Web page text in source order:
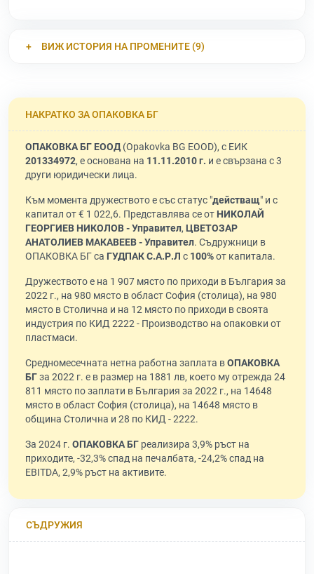
ВИЖ ИСТОРИЯ НА ПРОМЕНИТЕ (9)
НАКРАТКО ЗА ОПАКОВКА БГ
ОПАКОВКА БГ ЕООД(Opakovka BG EOOD), с ЕИК
201334972, е основана на 11.11.2010 г. и е свързана с 3
други юридически лица.
Към момента дружеството е със статус "действащ" и с
капитал от € 1 022,6. Представлява се от НИКОЛАЙ
ГЕОРГИЕВ НИКОЛОВ - Управител, ЦВЕТОЗАР
АНАТОЛИЕВ МАКАВЕЕВ - Управител. Съдружници в
ОПАКОВКА БГ са ГУДПАК С.А.Р.Л с 100%от капитала.
Дружеството е на 1 907 място по приходи в България за
2022 г., на 980 място в област София (столица), на 980
място в Столична и на 12 място по приходи в своята
индустрия по КИД 2222 - Производство на опаковки от
пластмаси.
Средномесечната нетна работна заплата вОПАКОВКА
БГза 2022 г. е в размер на 1881 лв, което му отрежда 24
811 място по заплати в България за 2022 г., на 14648
място в област София (столица), на 14648 място в
община Столична и 28 по КИД - 2222.
За 2024 г. ОПАКОВКА БГ реализира 3,9% ръст на
приходите, -32,3% спад на печалбата, -24,2% спад на
EBITDA, 2,9% ръст на активите.
СЪДРУЖИЯ